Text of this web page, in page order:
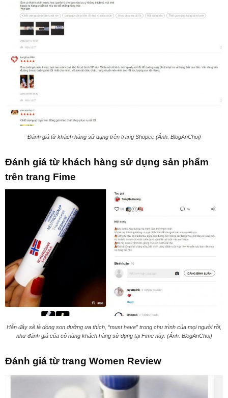
Đánh giá từ khách hàng sử dụng trên trang Shopee (Ảnh: BlogAnChoi)
Đánh giá từ khách hàng sử dụng sản phẩm
trên trang Fime
Hẳn đây sẽ là dòng son dưỡng ưa thích, “must have” trong chu trình của mọi người rồi,
như đánh giá của cô nàng khách hàng sử dụng tại Fime này. (Ảnh: BlogAnChoi)
Đánh giá từ trang Women Review